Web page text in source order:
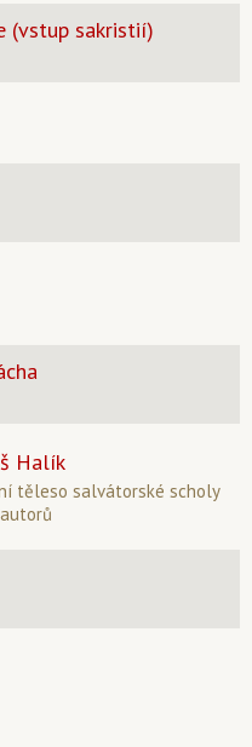
(vstup sakristií)
Halík
těleso salvátorské scholy